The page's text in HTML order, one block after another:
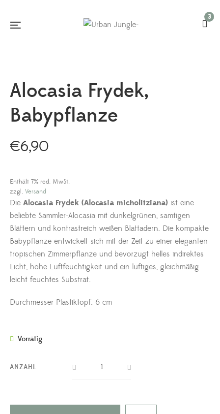
3
Alocasia Frydek,
Babypflanze
€6,90
Enthält 7% red. MwSt.
zzgl. Versand
Die Alocasia Frydek (Alocasia micholitziana) ist eine
beliebte Sammler-Alocasia mit dunkelgrünen, samtigen
Blättern und kontrastreich weißen Blattadern. Die kompakte
Babypflanze entwickelt sich mit der Zeit zu einer eleganten
tropischen Zimmerpflanze und bevorzugt helles indirektes
Licht, hohe Luftfeuchtigkeit und ein luftiges, gleichmäßig
leicht feuchtes Substrat.
Durchmesser Plastiktopf: 6 cm
Vorrätig
ANZAHL